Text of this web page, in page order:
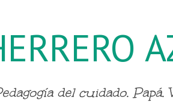
del cuidado. Papá.